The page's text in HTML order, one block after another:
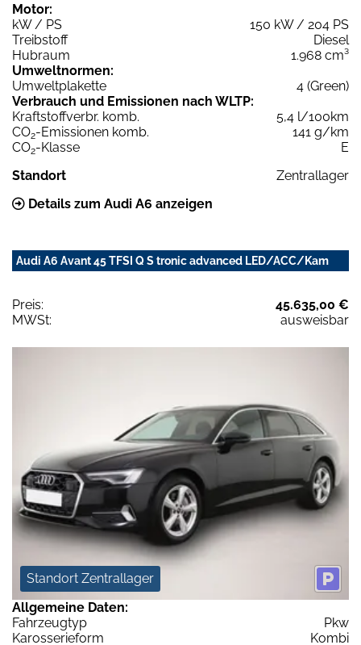
Motor:
kW / PS
150 kW / 204 PS
Treibstoff
Diesel
Hubraum
1.968 cm³
Umweltnormen:
Umweltplakette
4 (Green)
Verbrauch und Emissionen nach WLTP:
Kraftstoffverbr. komb.
5,4 l/100km
CO2-Emissionen komb.
141 g/km
CO2-Klasse
E
Standort
Zentrallager
Details zum Audi A6 anzeigen
Audi A6 Avant 45 TFSI Q S tronic advanced LED/ACC/Kam
Preis:
45.635,00 €
MWSt:
ausweisbar
Standort Zentrallager
Allgemeine Daten:
Fahrzeugtyp
Pkw
Karosserieform
Kombi